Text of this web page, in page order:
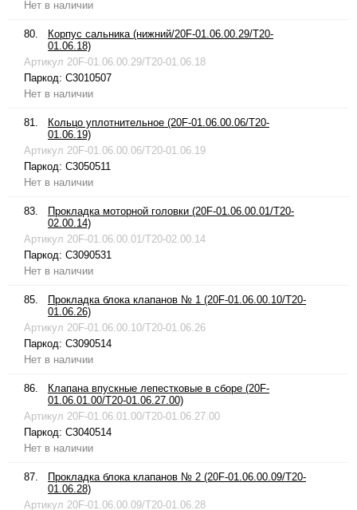
Нет в наличии
80.
Корпус сальника (нижний/20F-01.06.00.29/T20-
01.06.18)
Артикул 20F-01.06.00.29/T20-01.06.18
Паркод: C3010507
Нет в наличии
81.
Кольцо уплотнительное (20F-01.06.00.06/T20-
01.06.19)
Артикул 20F-01.06.00.06/T20-01.06.19
Паркод: C3050511
Нет в наличии
83.
Прокладка моторной головки (20F-01.06.00.01/T20-
02.00.14)
Артикул 20F-01.06.00.01/T20-02.00.14
Паркод: C3090531
Нет в наличии
85.
Прокладка блока клапанов № 1 (20F-01.06.00.10/T20-
01.06.26)
Артикул 20F-01.06.00.10/T20-01.06.26
Паркод: C3090514
Нет в наличии
86.
Клапана впускные лепестковые в сборе (20F-
01.06.01.00/T20-01.06.27.00)
Артикул 20F-01.06.01.00/T20-01.06.27.00
Паркод: C3040514
Нет в наличии
87.
Прокладка блока клапанов № 2 (20F-01.06.00.09/T20-
01.06.28)
Артикул 20F-01.06.00.09/T20-01.06.28